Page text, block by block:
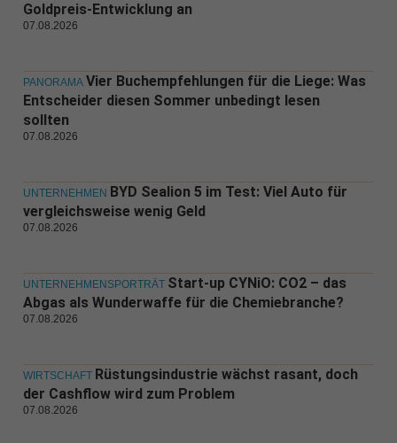
Goldpreis-Entwicklung an
07.08.2026
PANORAMA Vier Buchempfehlungen für die Liege: Was
Entscheider diesen Sommer unbedingt lesen
sollten
07.08.2026
UNTERNEHMEN BYD Sealion 5 im Test: Viel Auto für
vergleichsweise wenig Geld
07.08.2026
UNTERNEHMENSPORTRÄT Start-up CYNiO: CO2 – das
Abgas als Wunderwaffe für die Chemiebranche?
07.08.2026
WIRTSCHAFT Rüstungsindustrie wächst rasant, doch
der Cashflow wird zum Problem
07.08.2026